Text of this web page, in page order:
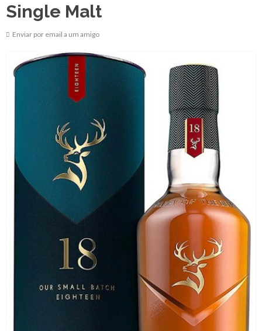
Carrinho
Início
Produtos
As
Nossas
Provas
Notícias
Single Malt
Enviar por email a um amigo